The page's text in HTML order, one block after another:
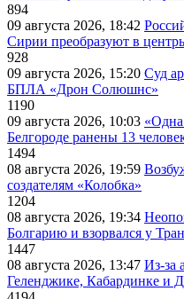
894
09 августа 2026, 18:42
Сирии преобразуют в
928
09 августа 2026, 15:20 Суд
БПЛА «Дрон Солюшнс»
1190
09 августа 2026, 10:03
Белгороде ранены 13
1494
08 августа 2026, 19:59
создателям «Колобка»
1204
08 августа 2026, 19:34
Болгарию и взорвался у
1447
08 августа 2026, 13:47 Из-за
Геленджике, Кабардинке и